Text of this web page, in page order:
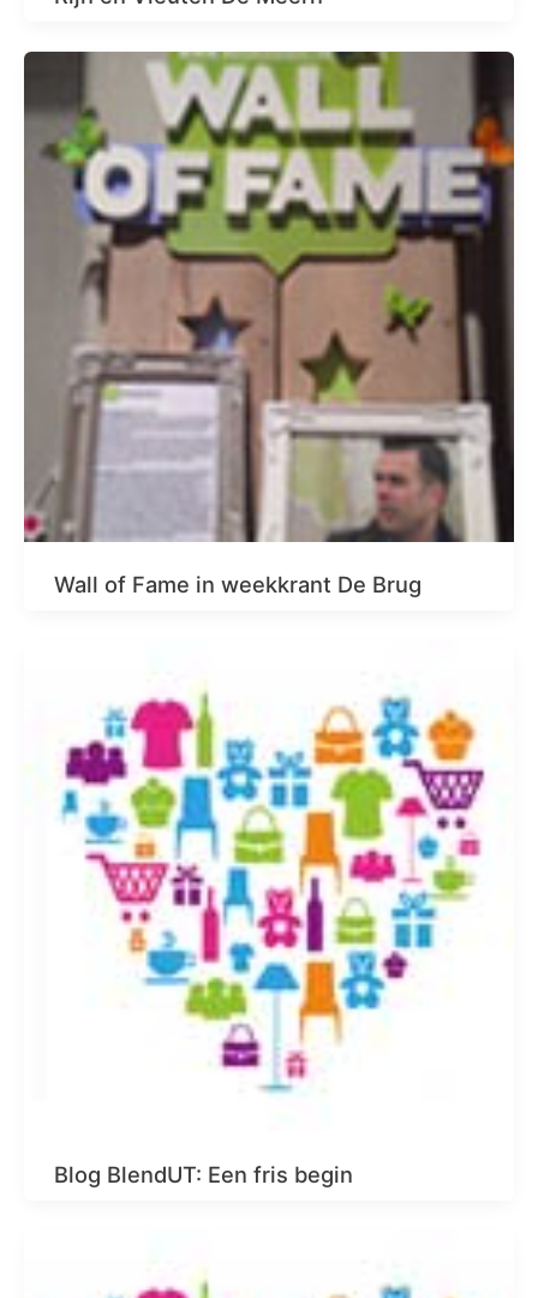
Wall of Fame in weekkrant De Brug
Blog BlendUT: Een fris begin